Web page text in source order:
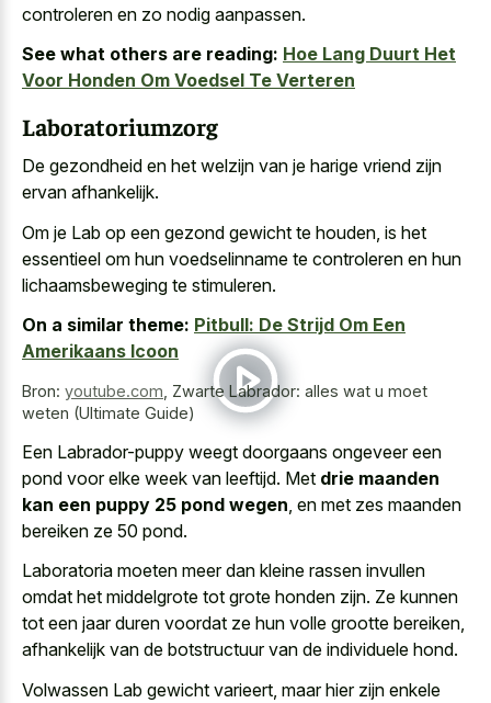
controleren en zo nodig aanpassen.
See what others are reading: Hoe Lang Duurt Het
Voor Honden Om Voedsel Te Verteren
Laboratoriumzorg
De gezondheid en het welzijn van je harige vriend zijn
ervan afhankelijk.
Om je Lab op een gezond gewicht te houden, is het
essentieel om hun voedselinname te controleren en hun
lichaamsbeweging te stimuleren.
On a similar theme: Pitbull: De Strijd Om Een
Amerikaans Icoon
Bron: youtube.com Zwarte Labrador: alles wat u moet
weten (Ultimate Guide)
Een Labrador-puppy weegt doorgaans ongeveer een
pond voor elke week van leeftijd. Met drie maanden
kan een puppy 25 pond wegen , en met zes maanden
bereiken ze 50 pond.
Laboratoria moeten meer dan kleine rassen invullen
omdat het middelgrote tot grote honden zijn. Ze kunnen
tot een jaar duren voordat ze hun volle grootte bereiken,
afhankelijk van de botstructuur van de individuele hond.
Volwassen Lab gewicht varieert, maar hier zijn enkele